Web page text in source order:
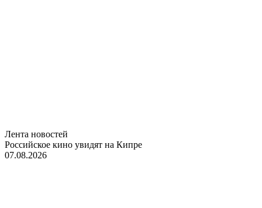
Лента новостей
Российское кино увидят на Кипре
07.08.2026